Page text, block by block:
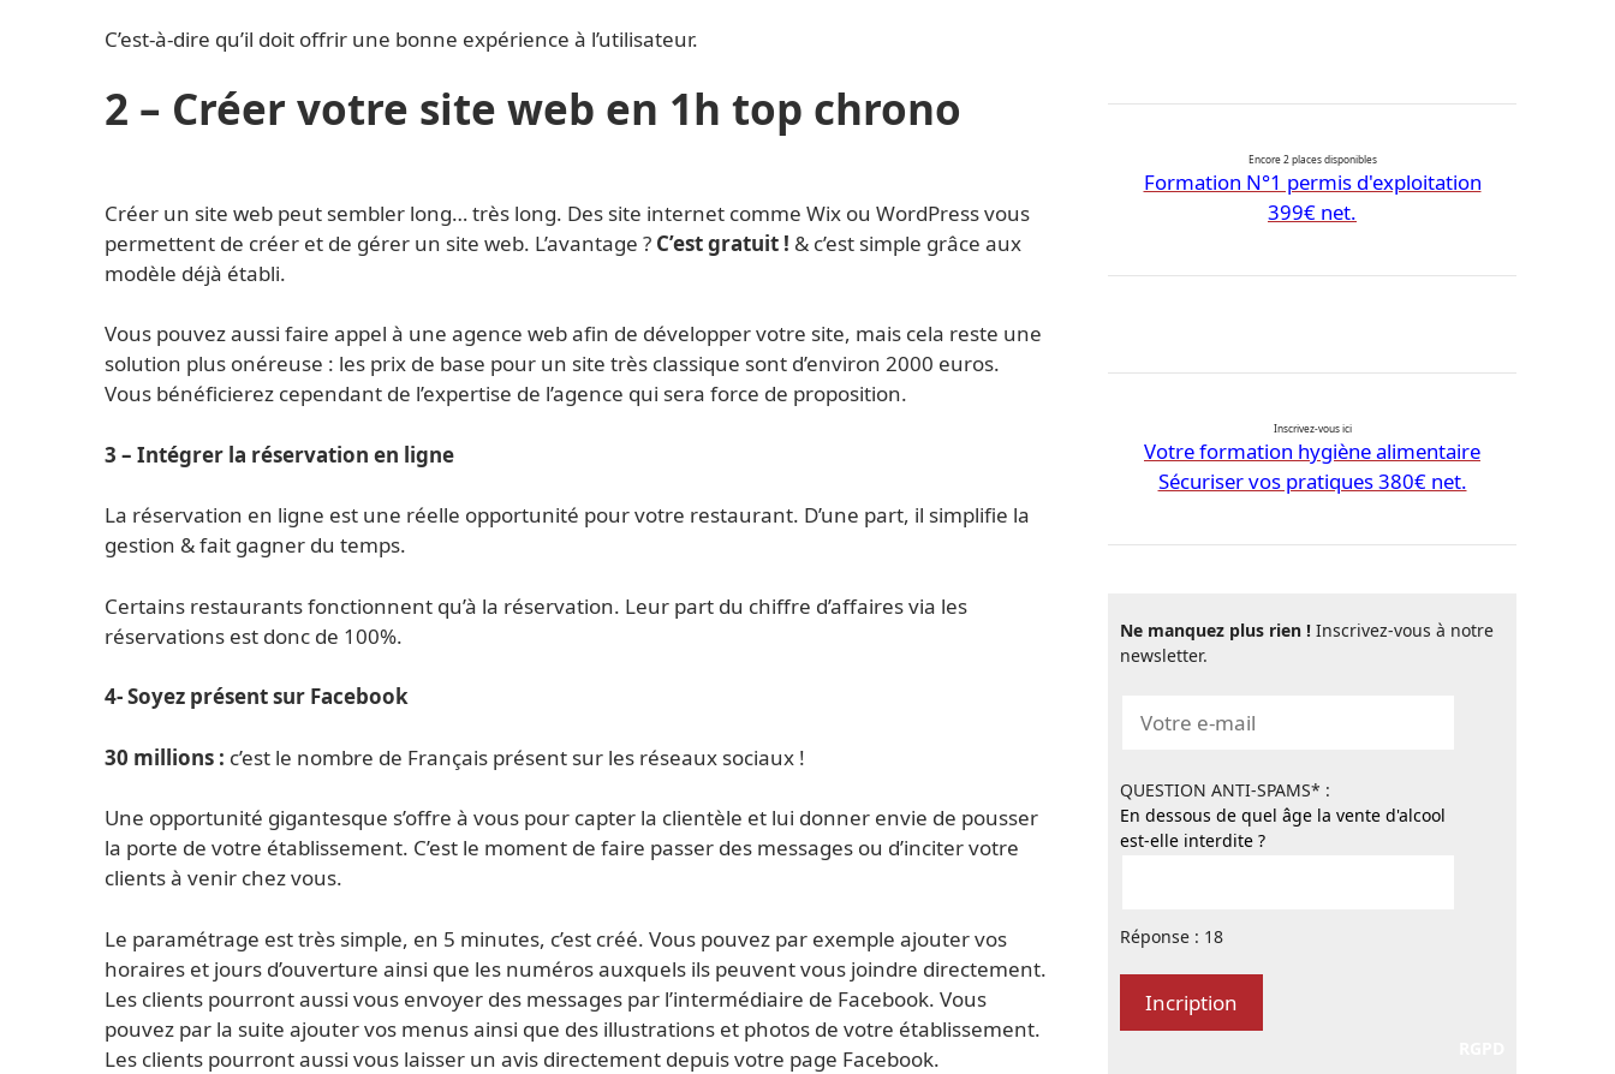
C’est-à-dire qu’il doit offrir une bonne expérience à l’utilisateur.
2 – Créer votre site web en 1h top chrono
Créer un site web peut sembler long… très long. Des site internet comme Wix ou WordPress vous
permettent de créer et de gérer un site web. L’avantage ? C’est gratuit ! & c’est simple grâce aux
modèle déjà établi.
Vous pouvez aussi faire appel à une agence web afin de développer votre site, mais cela reste une
solution plus onéreuse : les prix de base pour un site très classique sont d’environ 2000 euros.
Vous bénéficierez cependant de l’expertise de l’agence qui sera force de proposition.
3 – Intégrer la réservation en ligne
La réservation en ligne est une réelle opportunité pour votre restaurant. D’une part, il simplifie la
gestion & fait gagner du temps.
Certains restaurants fonctionnent qu’à la réservation. Leur part du chiffre d’affaires via les
réservations est donc de 100%.
4- Soyez présent sur Facebook
30 millions : c’est le nombre de Français présent sur les réseaux sociaux !
Une opportunité gigantesque s’offre à vous pour capter la clientèle et lui donner envie de pousser
la porte de votre établissement. C’est le moment de faire passer des messages ou d’inciter votre
clients à venir chez vous.
Le paramétrage est très simple, en 5 minutes, c’est créé. Vous pouvez par exemple ajouter vos
horaires et jours d’ouverture ainsi que les numéros auxquels ils peuvent vous joindre directement.
Les clients pourront aussi vous envoyer des messages par l’intermédiaire de Facebook. Vous
pouvez par la suite ajouter vos menus ainsi que des illustrations et photos de votre établissement.
Les clients pourront aussi vous laisser un avis directement depuis votre page Facebook.
Encore 2 places disponibles
Formation N°1 permis d'exploitation
399€ net.
Inscrivez-vous ici
Votre formation hygiène alimentaire
Sécuriser vos pratiques 380€ net.
Ne manquez plus rien ! Inscrivez-vous à notre
newsletter.
QUESTION ANTI-SPAMS* :
En dessous de quel âge la vente d'alcool
est-elle interdite ?
Réponse : 18